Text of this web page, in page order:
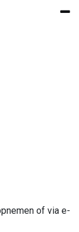
of via e-